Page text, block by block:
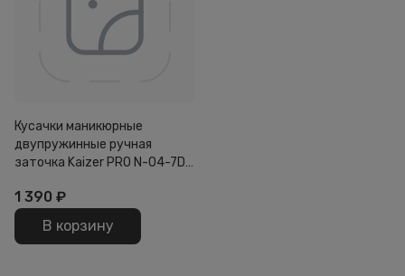
Кусачки маникюрные
двупружинные ручная
заточка Kaizer PRO N-04-7D
1 390 ₽
В корзину